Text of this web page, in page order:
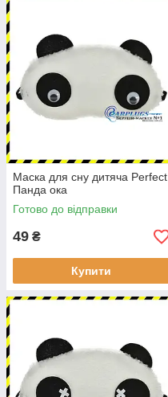
Маска для сну дитяча Perfect
Панда ока
Готово до відправки
49 ₴
Купити